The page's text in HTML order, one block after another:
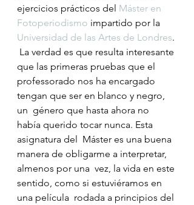
ejercicios prácticos del Máster en
Fotoperiodismo impartido por la
Universidad de las Artes de Londres.
La verdad es que resulta interesante
que las primeras pruebas que el
professorado nos ha encargado
tengan que ser en blanco y negro,
un  género que hasta ahora no
había querido tocar nunca. Esta
asignatura del  Máster es una buena
manera de obligarme a interpretar,
almenos por una  vez, la vida en este
sentido, como si estuviéramos en
una película  rodada a principios del